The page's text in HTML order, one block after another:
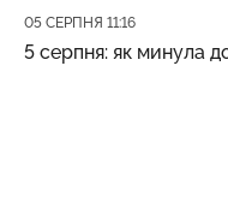
Дата публікації
05 СЕРПНЯ 11:16
5 серпня: як минула